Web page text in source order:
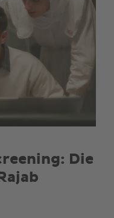
Die